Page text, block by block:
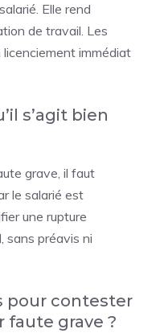
Elle rend
de travail. Les
immédiat
s’agit bien
grave, il faut
le salarié est
une rupture
sans préavis ni
pour contester
grave ?